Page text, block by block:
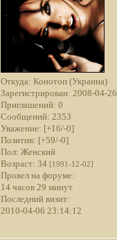
Откуда: Конотоп (Украина)
Зарегистрирован: 2008-04-26
Приглашений: 0
Сообщений: 2353
Уважение: [+16/-0]
Позитив: [+59/-0]
Пол: Женский
Возраст: 34 [1991-12-02]
Провел на форуме:
14 часов 29 минут
Последний визит:
2010-04-06 23:14:12